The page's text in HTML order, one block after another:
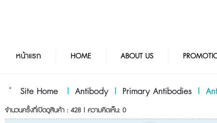
หน้าแรก HOME ABOUT US
Site Home | Antibody | Primary Antibodies |
จำนวนครั้งที่เปิดดูสินค้า : 428 | ความคิดเห็น: 0